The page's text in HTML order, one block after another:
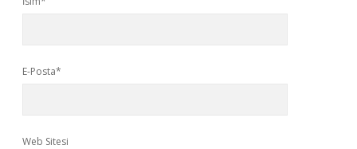
E-Posta*
Web Sitesi